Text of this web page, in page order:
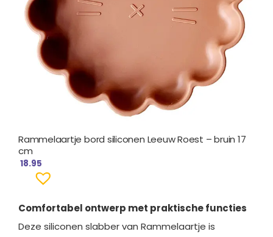
Rammelaartje bord siliconen Leeuw Roest – bruin 17
cm
18.95
Comfortabel ontwerp met praktische functies
Deze siliconen slabber van Rammelaartje is